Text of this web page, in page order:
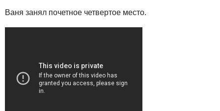
Ваня занял почетное четвертое место.